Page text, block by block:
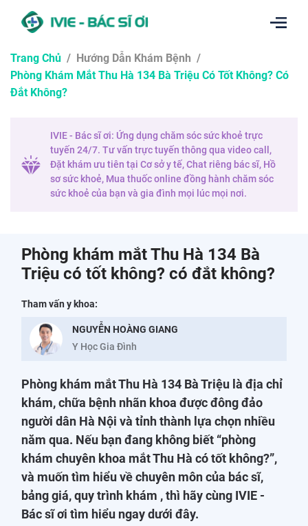
Trang Chủ / Hướng Dẫn Khám Bệnh /
Phòng Khám Mắt Thu Hà 134 Bà Triệu Có Tốt Không? Có
Đắt Không?
IVIE - Bác sĩ ơi: Ứng dụng chăm sóc sức khoẻ trực
tuyến 24/7. Tư vấn trực tuyến thông qua video call,
Đặt khám ưu tiên tại Cơ sở y tế, Chat riêng bác sĩ, Hồ
sơ sức khoẻ, Mua thuốc online đồng hành chăm sóc
sức khoẻ của bạn và gia đình mọi lúc mọi nơi.
Phòng khám mắt Thu Hà 134 Bà
Triệu có tốt không? có đắt không?
Tham vấn y khoa:
NGUYỄN HOÀNG GIANG
Y Học Gia Đình
Phòng khám mắt Thu Hà 134 Bà Triệu là địa chỉ
khám, chữa bệnh nhãn khoa được đông đảo
người dân Hà Nội và tỉnh thành lựa chọn nhiều
năm qua. Nếu bạn đang không biết “phòng
khám chuyên khoa mắt Thu Hà có tốt không?”,
và muốn tìm hiểu về chuyên môn của bác sĩ,
bảng giá, quy trình khám , thì hãy cùng IVIE -
Bác sĩ ơi tìm hiểu ngay dưới đây.